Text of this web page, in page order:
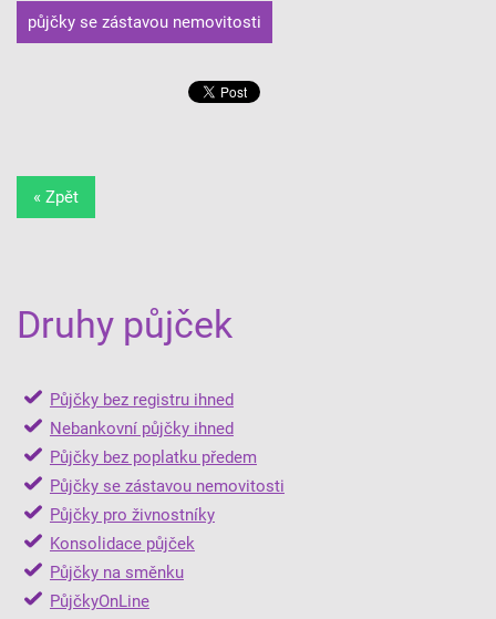
půjčky se zástavou nemovitosti
« Zpět
Druhy půjček
Půjčky bez registru ihned
Nebankovní půjčky ihned
Půjčky bez poplatku předem
Půjčky se zástavou nemovitosti
Půjčky pro živnostníky
Konsolidace půjček
Půjčky na směnku
PůjčkyOnLine